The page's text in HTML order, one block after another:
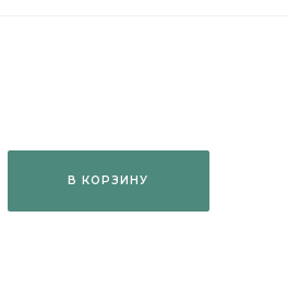
В КОРЗИНУ